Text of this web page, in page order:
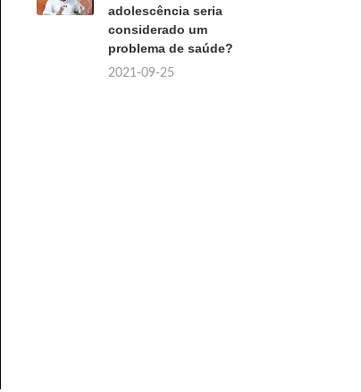
adolescência seria
considerado um
problema de saúde?
2021-09-25